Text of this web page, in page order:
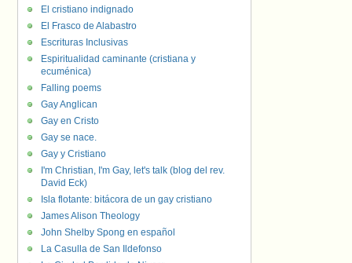
El cristiano indignado
El Frasco de Alabastro
Escrituras Inclusivas
Espiritualidad caminante (cristiana y
ecuménica)
Falling poems
Gay Anglican
Gay en Cristo
Gay se nace.
Gay y Cristiano
I'm Christian, I'm Gay, let's talk (blog del rev.
David Eck)
Isla flotante: bitácora de un gay cristiano
James Alison Theology
John Shelby Spong en español
La Casulla de San Ildefonso